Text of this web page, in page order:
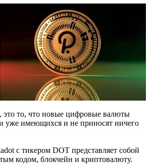
это то, что новые цифровые валюты
уже имеющихся и не приносят ничего
с тикером DOT представляет собой
кодом, блокчейн и криптовалюту.